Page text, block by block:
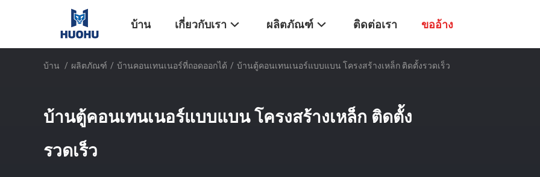
บ้าน เกี่ยวกับเรา ผลิตภัณฑ์ ติดต่อเรา ขออ้าง
บ้าน / ผลิตภัณฑ์ / บ้านคอนเทนเนอร์ที่ถอดออกได้ / บ้านตู้คอนเทนเนอร์แบบแบน โครงสร้างเหล็ก ติดตั้งรวดเร็ว
บ้านตู้คอนเทนเนอร์แบบแบน โครงสร้างเหล็ก ติดตั้ง
รวดเร็ว